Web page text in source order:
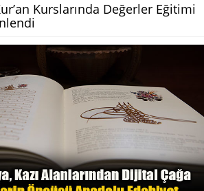
Kurslarında Değerler Eğitimi